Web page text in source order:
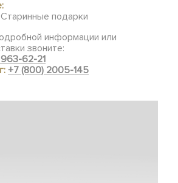
подарки
информации или
звоните:
62-21
+7 (800) 2005-145